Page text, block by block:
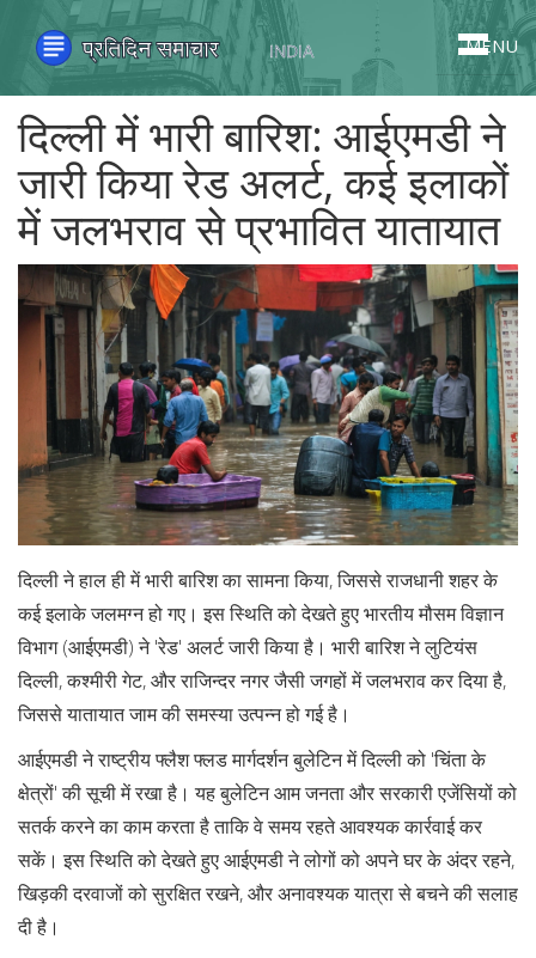
MENU
दिल्ली में भारी बारिश: आईएमडी ने
जारी किया रेड अलर्ट, कई इलाकों
में जलभराव से प्रभावित यातायात
दिल्ली ने हाल ही में भारी बारिश का सामना किया, जिससे राजधानी शहर के
कई इलाके जलमग्न हो गए। इस स्थिति को देखते हुए भारतीय मौसम विज्ञान
विभाग (आईएमडी) ने 'रेड' अलर्ट जारी किया है। भारी बारिश ने लुटियंस
दिल्ली, कश्मीरी गेट, और राजिन्दर नगर जैसी जगहों में जलभराव कर दिया है,
जिससे यातायात जाम की समस्या उत्पन्न हो गई है।
आईएमडी ने राष्ट्रीय फ्लैश फ्लड मार्गदर्शन बुलेटिन में दिल्ली को 'चिंता के
क्षेत्रों' की सूची में रखा है। यह बुलेटिन आम जनता और सरकारी एजेंसियों को
सतर्क करने का काम करता है ताकि वे समय रहते आवश्यक कार्रवाई कर
सकें। इस स्थिति को देखते हुए आईएमडी ने लोगों को अपने घर के अंदर रहने,
खिड़की दरवाजों को सुरक्षित रखने, और अनावश्यक यात्रा से बचने की सलाह
दी है।